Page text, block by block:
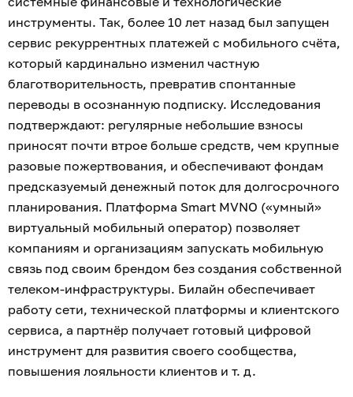
инструменты. Так, более 10 лет назад был запущен
сервис рекуррентных платежей с мобильного счёта,
который кардинально изменил частную
благотворительность, превратив спонтанные
переводы в осознанную подписку. Исследования
подтверждают: регулярные небольшие взносы
приносят почти втрое больше средств, чем крупные
разовые пожертвования, и обеспечивают фондам
предсказуемый денежный поток для долгосрочного
планирования. Платформа Smart MVNO («умный»
виртуальный мобильный оператор) позволяет
компаниям и организациям запускать мобильную
связь под своим брендом без создания собственной
телеком-инфраструктуры. Билайн обеспечивает
работу сети, технической платформы и клиентского
сервиса, а партнёр получает готовый цифровой
инструмент для развития своего сообщества,
повышения лояльности клиентов и т. д.